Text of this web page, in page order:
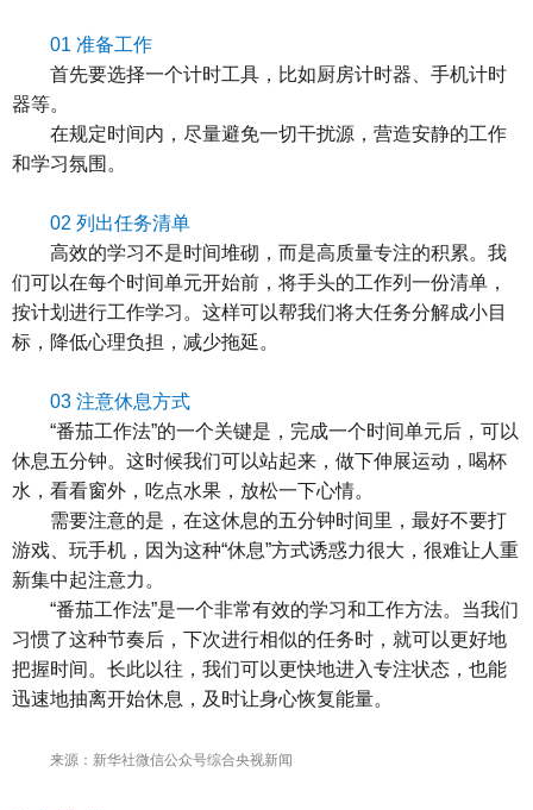
01 准备工作
首先要选择一个计时工具，比如厨房计时器、手机计时
器等。
在规定时间内，尽量避免一切干扰源，营造安静的工作
和学习氛围。
02 列出任务清单
高效的学习不是时间堆砌，而是高质量专注的积累。我
们可以在每个时间单元开始前，将手头的工作列一份清单，
按计划进行工作学习。这样可以帮我们将大任务分解成小目
标，降低心理负担，减少拖延。
03 注意休息方式
“番茄工作法”的一个关键是，完成一个时间单元后，可以
休息五分钟。这时候我们可以站起来，做下伸展运动，喝杯
水，看看窗外，吃点水果，放松一下心情。
需要注意的是，在这休息的五分钟时间里，最好不要打
游戏、玩手机，因为这种“休息”方式诱惑力很大，很难让人重
新集中起注意力。
“番茄工作法”是一个非常有效的学习和工作方法。当我们
习惯了这种节奏后，下次进行相似的任务时，就可以更好地
把握时间。长此以往，我们可以更快地进入专注状态，也能
迅速地抽离开始休息，及时让身心恢复能量。
来源：新华社微信公众号综合央视新闻